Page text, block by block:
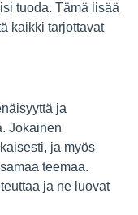
tuoda. Tämä lisää
kaikki tarjottavat
ja
Jokainen
ja myös
teemaa.
ja ne luovat